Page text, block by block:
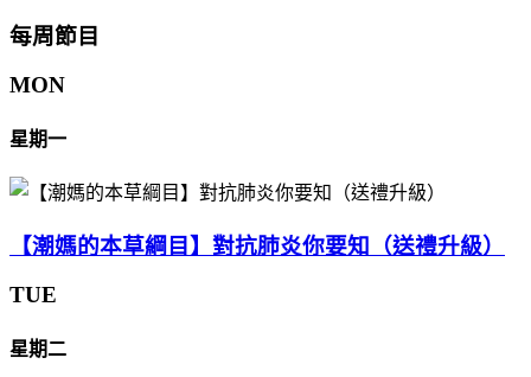
每周節目
MON
星期一
【潮媽的本草綱目】對抗肺炎你要知（送禮升級）
TUE
星期二